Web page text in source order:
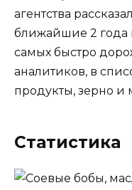
агентства
ближайшие 2 года
самых быстро
аналитиков, в
продукты, зерно и
Статистика